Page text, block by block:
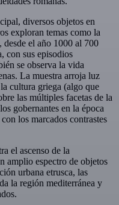
diversos objetos en
exploran temas como la
el año 1000 al 700
con sus episodios
se observa la vida
La muestra arroja luz
cultura griega (algo que
las múltiples facetas de la
gobernantes en la época
los marcados contrastes
el ascenso de la
amplio espectro de objetos
urbana etrusca, las
la región mediterránea y